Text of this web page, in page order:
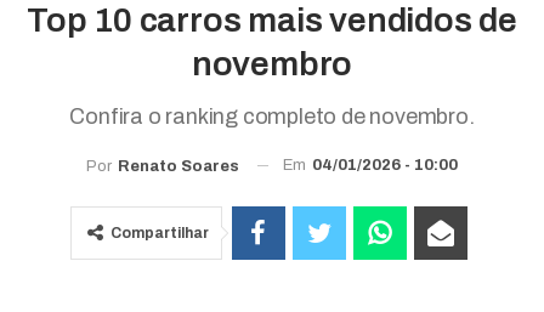
Top 10 carros mais vendidos de
novembro
Confira o ranking completo de novembro.
Por Renato Soares Em 04/01/2026 - 10:00
Compartilhar